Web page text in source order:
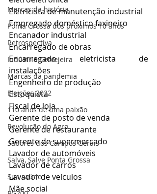
Marcas da história
Ponta Grossa dos próximos 10 anos
Retrospectiva
Indústria Cervejeira
Marcas da pandemia
Eleições 2022
110 anos de uma paixão
Revolução do Agro
Sabores dos Campos Gerais
Salva, Salve Ponta Grossa
Sua saúde
Eletricista de manutenção industrial
Empregado doméstico faxineiro
Encanador industrial
Encarregado de obras
Encarregado eletricista de
instalações
Engenheiro de produção
Estoquista
Fiscal de loja
Gerente de posto de venda
Gerente de restaurante
Gerente de supermercado
Lavador de automóveis
Lavador de carros
Lavador de veículos
Mãe social